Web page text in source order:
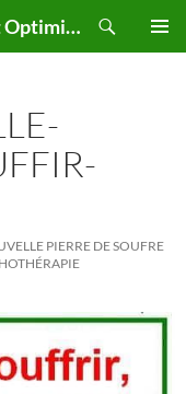
Chimie Naturelle : Comprendre et Optimiser le Corps Humain Naturellement
PIERRE DE SOUFRE